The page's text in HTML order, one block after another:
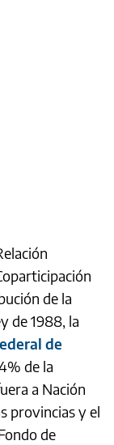
de la
de 1988, la
de
de la
a Nación
provincias y el
de